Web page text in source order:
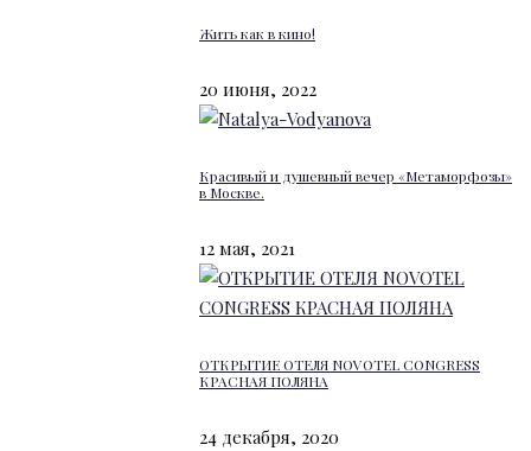
Жить как в кино!
20 июня, 2022
Красивый и душевный вечер «Метаморфозы»
в Москве.
12 мая, 2021
ОТКРЫТИЕ ОТЕЛЯ NOVOTEL CONGRESS
КРАСНАЯ ПОЛЯНА
24 декабря, 2020